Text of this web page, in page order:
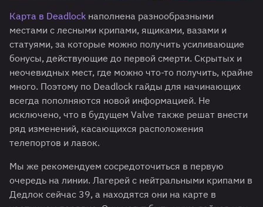
Карта в Deadlock наполнена разнообразными
местами с лесными крипами, ящиками, вазами и
статуями, за которые можно получить усиливающие
бонусы, действующие до первой смерти. Скрытых и
неочевидных мест, где можно что-то получить, крайне
много. Поэтому по Deadlock гайды для начинающих
всегда пополняются новой информацией. Не
исключено, что в будущем Valve также решат внести
ряд изменений, касающихся расположения
телепортов и лавок.
Мы же рекомендуем сосредоточиться в первую
очередь на линии. Лагерей с нейтральными крипами в
Дедлок сейчас 39, а находятся они на карте в